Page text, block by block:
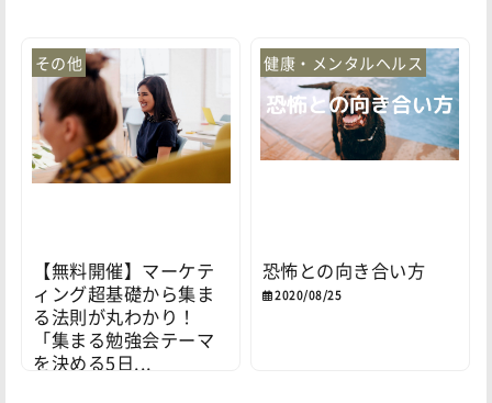
その他
【無料開催】マーケテ
ィング超基礎から集ま
る法則が丸わかり！
「集まる勉強会テーマ
を決める5日...
健康・メンタルヘルス
恐怖との向き合い方
2020/08/25